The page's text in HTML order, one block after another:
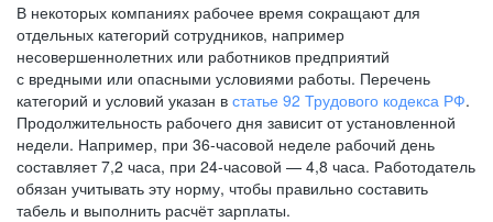
В некоторых компаниях рабочее время сокращают для
отдельных категорий сотрудников, например
несовершеннолетних или работников предприятий
с вредными или опасными условиями работы. Перечень
категорий и условий указан в статье 92 Трудового кодекса РФ.
Продолжительность рабочего дня зависит от установленной
недели. Например, при 36-часовой неделе рабочий день
составляет 7,2 часа, при 24-часовой — 4,8 часа. Работодатель
обязан учитывать эту норму, чтобы правильно составить
табель и выполнить расчёт зарплаты.